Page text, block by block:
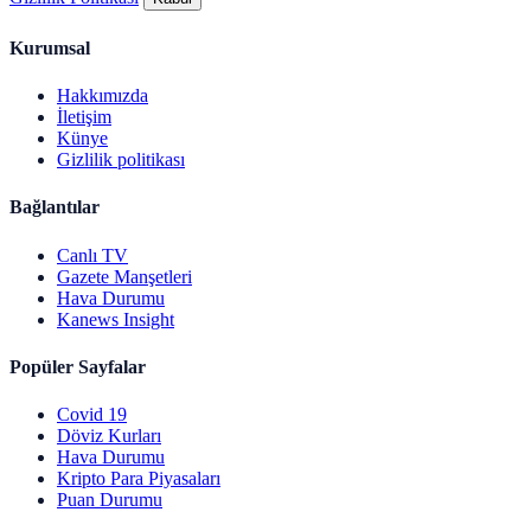
Kurumsal
Hakkımızda
İletişim
Künye
Gizlilik politikası
Bağlantılar
Canlı TV
Gazete Manşetleri
Hava Durumu
Kanews Insight
Popüler Sayfalar
Covid 19
Döviz Kurları
Hava Durumu
Kripto Para Piyasaları
Puan Durumu